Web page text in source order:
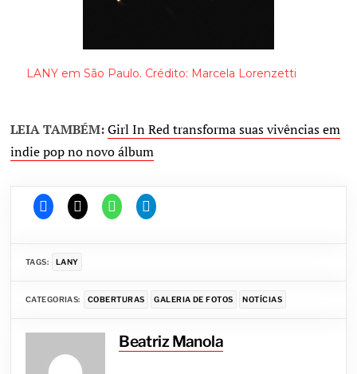
LANY em São Paulo. Crédito: Marcela Lorenzetti
LEIA TAMBÉM:Girl In Red transforma suas vivências em
indie pop no novo álbum
TAGS: LANY
CATEGORIAS: COBERTURAS GALERIA DE FOTOS NOTÍCIAS
Beatriz Manola